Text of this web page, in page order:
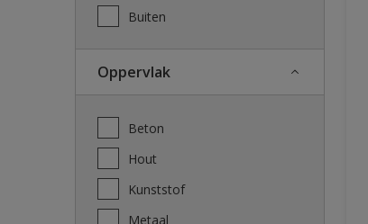
Buiten
Oppervlak
Beton
Hout
Kunststof
Metaal